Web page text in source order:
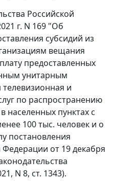
Российской
г. N 169 "Об
субсидий из
вещания
предоставленных
унитарным
и
по распространению
населенных пунктах с
100 тыс. человек и о
постановления
от 19 декабря
N 8, ст. 1343).